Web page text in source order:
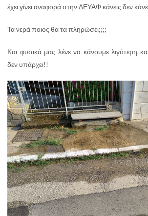
έχει γίνει αναφορά στην ΔΕΥΑΦ κάνεις δεν
Τα νερά ποιος θα τα πληρώσει;;;;
Και φυσικά μας λένε να κάνουμε λιγότερη
δεν υπάρχει!!